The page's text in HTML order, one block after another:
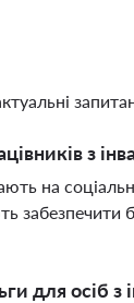
з
на
забезпечити
для осіб з